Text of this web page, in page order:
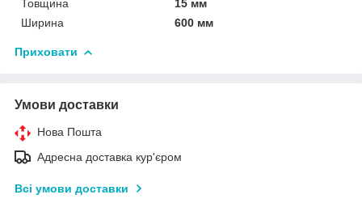
Товщина
15 мм
Ширина
600 мм
Приховати
Умови доставки
Нова Пошта
Адресна доставка кур'єром
Всі умови доставки